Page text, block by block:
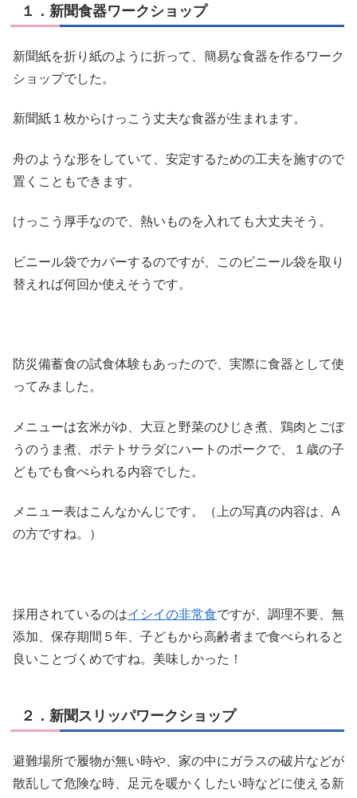
１．新聞食器ワークショップ
新聞紙を折り紙のように折って、簡易な食器を作るワーク
ショップでした。
新聞紙１枚からけっこう丈夫な食器が生まれます。
舟のような形をしていて、安定するための工夫を施すので
置くこともできます。
けっこう厚手なので、熱いものを入れても大丈夫そう。
ビニール袋でカバーするのですが、このビニール袋を取り
替えれば何回か使えそうです。
防災備蓄食の試食体験もあったので、実際に食器として使
ってみました。
メニューは玄米がゆ、大豆と野菜のひじき煮、鶏肉とごぼ
うのうま煮、ポテトサラダにハートのポークで、１歳の子
どもでも食べられる内容でした。
メニュー表はこんなかんじです。（上の写真の内容は、A
の方ですね。）
採用されているのはイシイの非常食ですが、調理不要、無
添加、保存期間５年、子どもから高齢者まで食べられると
良いことづくめですね。美味しかった！
２．新聞スリッパワークショップ
避難場所で履物が無い時や、家の中にガラスの破片などが
散乱して危険な時、足元を暖かくしたい時などに使える新